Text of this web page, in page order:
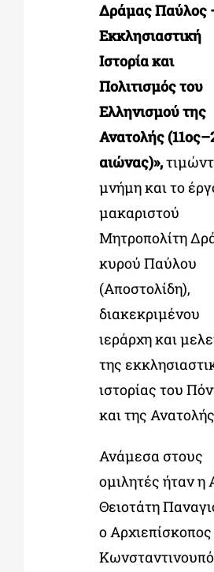
Δράμας Παύλος
Εκκλησιαστική
Ιστορία και
Πολιτισμός του
Ελληνισμού της
Ανατολής
αιώνας)»,
μνήμη και το
μακαριστού
Μητροπολίτη
κυρού Παύλου
(Αποστολίδη),
διακεκριμένου
ιεράρχη και
της
ιστορίας του
και της
Ανάμεσα στους
ομιλητές ήταν η
Θειοτάτη
ο Αρχιεπίσκοπος